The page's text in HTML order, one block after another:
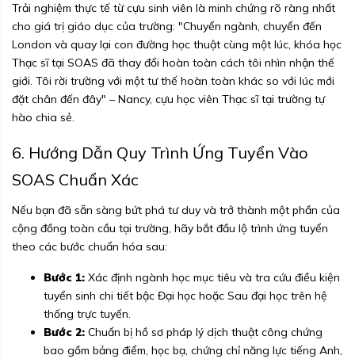
Trải nghiệm thực tế từ cựu sinh viên là minh chứng rõ ràng nhất
cho giá trị giáo dục của trường: "Chuyển ngành, chuyển đến
London và quay lại con đường học thuật cùng một lúc, khóa học
Thạc sĩ tại SOAS đã thay đổi hoàn toàn cách tôi nhìn nhận thế
giới. Tôi rời trường với một tư thế hoàn toàn khác so với lúc mới
đặt chân đến đây" – Nancy, cựu học viên Thạc sĩ tại trường tự
hào chia sẻ.
6. Hướng Dẫn Quy Trình Ứng Tuyển Vào
SOAS Chuẩn Xác
Nếu bạn đã sẵn sàng bứt phá tư duy và trở thành một phần của
cộng đồng toàn cầu tại trường, hãy bắt đầu lộ trình ứng tuyển
theo các bước chuẩn hóa sau:
Bước 1: Xác định ngành học mục tiêu và tra cứu điều kiện
tuyển sinh chi tiết bậc Đại học hoặc Sau đại học trên hệ
thống trực tuyến.
Bước 2: Chuẩn bị hồ sơ pháp lý dịch thuật công chứng
bao gồm bảng điểm, học bạ, chứng chỉ năng lực tiếng Anh,